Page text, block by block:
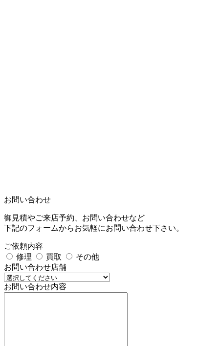
お問い合わせ
御見積やご来店予約、お問い合わせなど
下記のフォームからお気軽にお問い合わせ下さい。
ご依頼内容
修理
買取
その他
お問い合わせ店舗
お問い合わせ内容